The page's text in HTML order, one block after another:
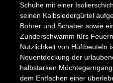
Schuhe mit einer
seinen Kalbsledergürtel
Bohrer und Schaber sowie
Zunderschwamm fürs
Nützlichkeit von Hüftbeuteln
Neuentdeckung der
halbstarken
dem Entfachen einer